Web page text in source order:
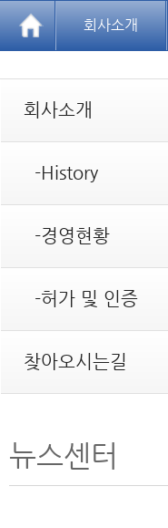
회사소개
회사소개
-History
-경영현황
-허가 및 인증
찾아오시는길
뉴스센터